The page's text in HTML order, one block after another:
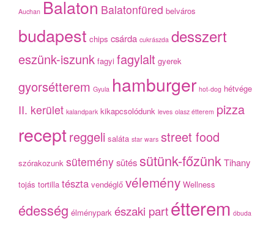
Auchan Balaton Balatonfüred belváros
budapest chips csárda cukrászda desszert
eszünk-iszunk fagyi fagylalt gyerek
gyorsétterem Gyula hamburger hot-dog hétvége
II. kerület kalandpark kikapcsolódunk leves olasz étterem pizza
receptreggeli saláta star wars street food
szórakozunk süteménysütéssütünk-főzünk Tihany
tojás tortilla tészta vendéglő vélemény Wellness
édesség élménypark északi partétterem óbuda